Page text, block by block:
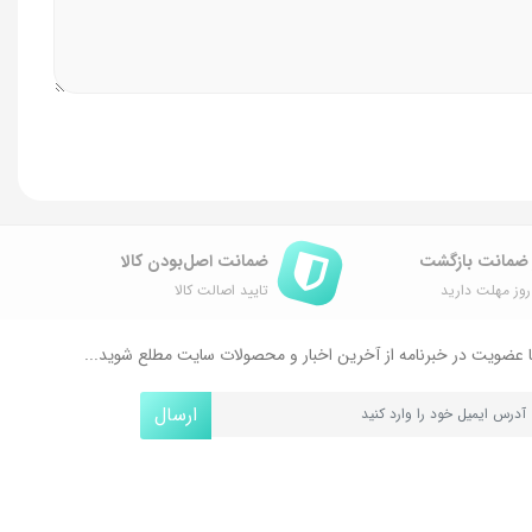
مهلت دارید
ضمانت اصل‌بودن کالا
تایید اصالت کالا
عضویت در خبرنامه از آخرین اخبار و محصولات سایت مطلع شوید...
ارسال